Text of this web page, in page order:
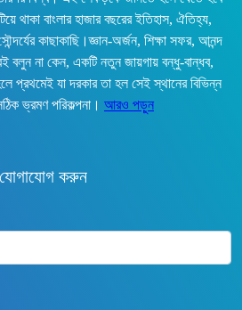
থাকা বাংলার হাজার বছরের ইতিহাস, ঐতিহ্য,
কাছাকাছি।জ্ঞান-অর্জন, শিক্ষা সফর, আনন্দ
বলুন না কেন, একটি নতুন জায়গায় বন্ধু-বান্ধব,
প্রথমেই যা দরকার তা হল সেই স্থানের বিভিন্ন
ভ্রমণ পরিকল্পনা। আরও পড়ুন
যোগাযোগ করুন